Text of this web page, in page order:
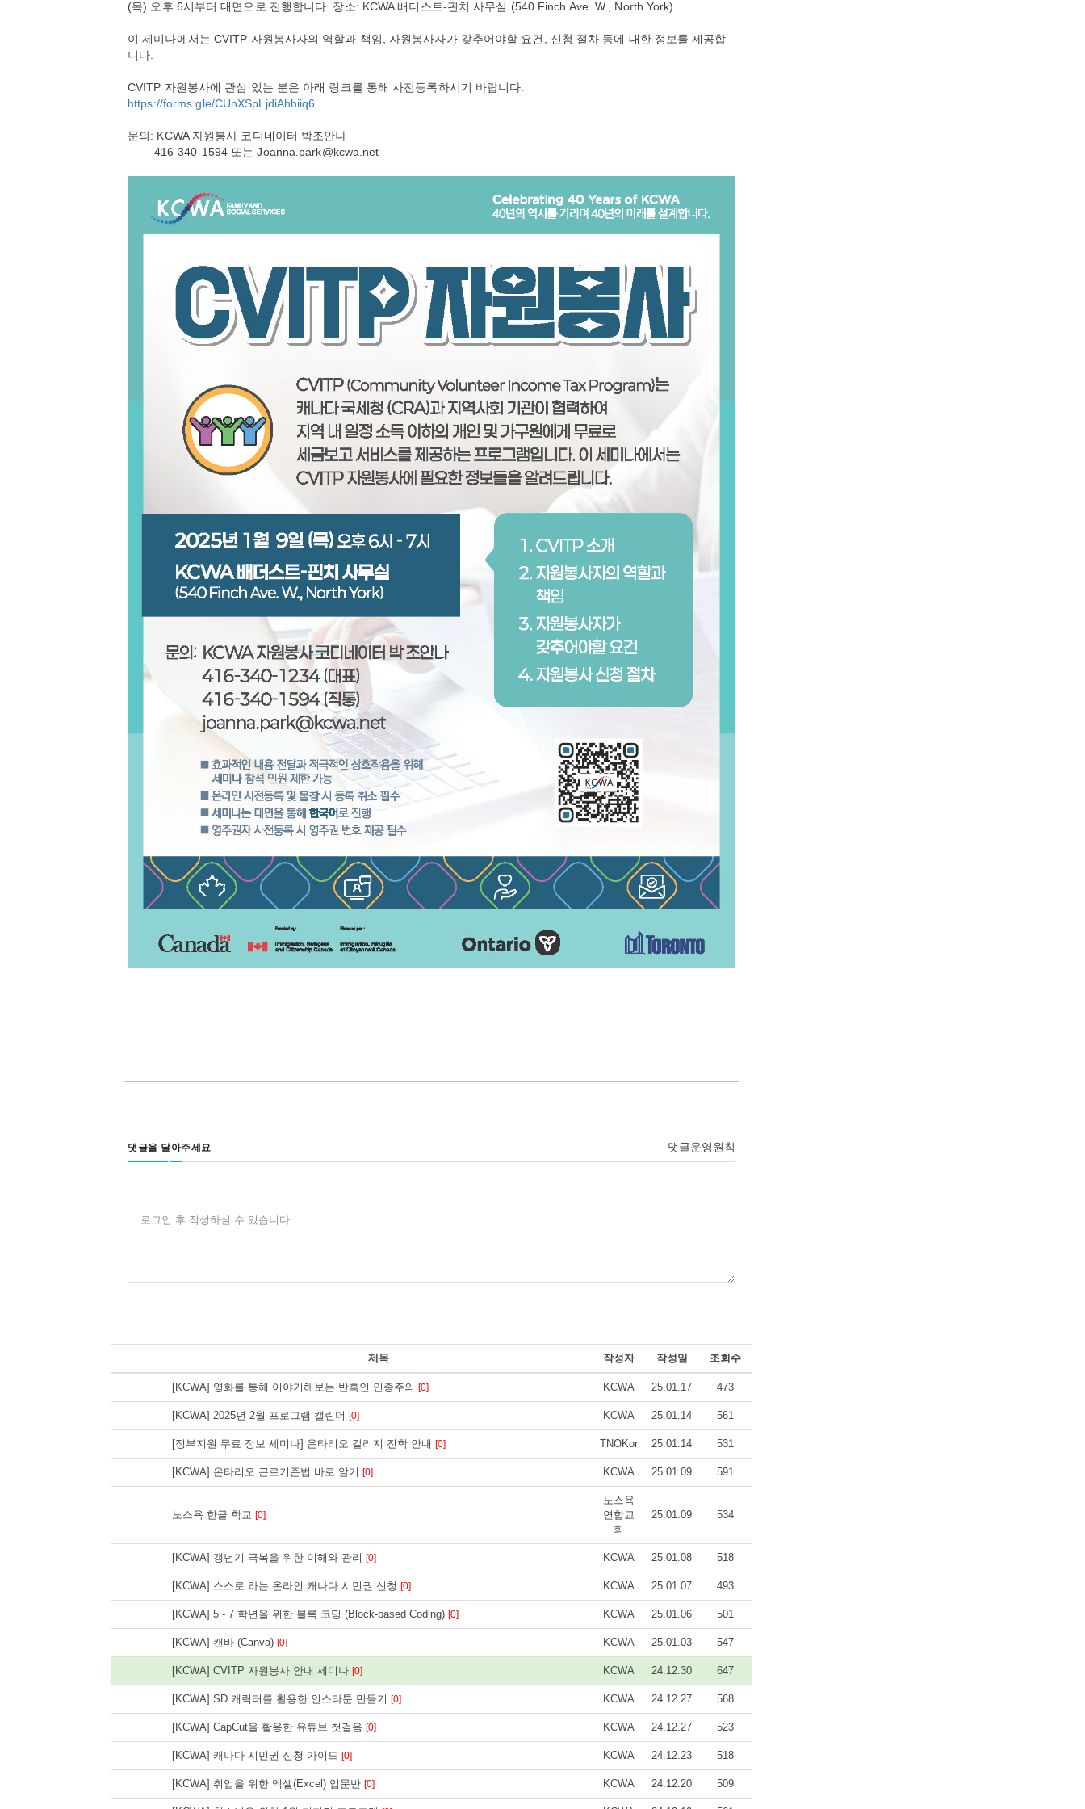
(목) 오후 6시부터 대면으로 진행합니다. 장소: KCWA 배더스트-핀치 사무실 (540 Finch Ave. W., North York)
이 세미나에서는 CVITP 자원봉사자의 역할과 책임, 자원봉사자가 갖추어야할 요건, 신청 절차 등에 대한 정보를 제공합
니다.
CVITP 자원봉사에 관심 있는 분은 아래 링크를 통해 사전등록하시기 바랍니다.
https://forms.gle/CUnXSpLjdiAhhiiq6
문의: KCWA 자원봉사 코디네이터 박조안나
416-340-1594 또는 Joanna.park@kcwa.net
댓글을 달아주세요 댓글운영원칙
로그인 후 작성하실 수 있습니다
제목 작성자 작성일 조회수
[KCWA] 영화를 통해 이야기해보는 반흑인 인종주의 [0] KCWA 25.01.17 473
[KCWA] 2025년 2월 프로그램 캘린더 [0] KCWA 25.01.14 561
[정부지원 무료 정보 세미나] 온타리오 칼리지 진학 안내 [0] TNOKor 25.01.14 531
[KCWA] 온타리오 근로기준법 바로 알기 [0] KCWA 25.01.09 591
노스욕 한글 학교 [0]
노스욕
연합교
회
25.01.09 534
[KCWA] 갱년기 극복을 위한 이해와 관리 [0] KCWA 25.01.08 518
[KCWA] 스스로 하는 온라인 캐나다 시민권 신청 [0] KCWA 25.01.07 493
[KCWA] 5 - 7 학년을 위한 블록 코딩 (Block-based Coding) [0] KCWA 25.01.06 501
[KCWA] 캔바 (Canva) [0] KCWA 25.01.03 547
[KCWA] CVITP 자원봉사 안내 세미나 [0] KCWA 24.12.30 647
[KCWA] SD 캐릭터를 활용한 인스타툰 만들기 [0] KCWA 24.12.27 568
[KCWA] CapCut을 활용한 유튜브 첫걸음 [0] KCWA 24.12.27 523
[KCWA] 캐나다 시민권 신청 가이드 [0] KCWA 24.12.23 518
[KCWA] 취업을 위한 엑셀(Excel) 입문반 [0] KCWA 24.12.20 509